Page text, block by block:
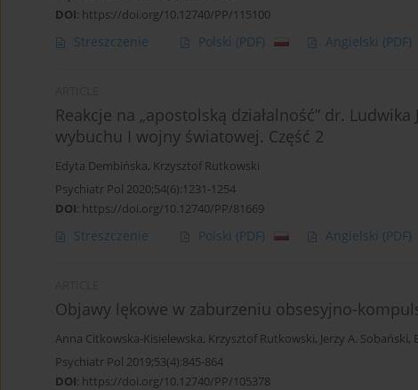
DOI: https://doi.org/10.12740/PP/115100
Streszczenie Polski (PDF) Angielski (PDF)
Reakcje na „apostolską działalność” dr.
wybuchu I wojny światowej. Część 2
Edyta Dembińska, Krzysztof Rutkowski
Psychiatr Pol 2020;54(6):1231-1254
DOI: https://doi.org/10.12740/PP/81669
Streszczenie Polski (PDF) Angielski (PDF)
Objawy lękowe w zaburzeniu obsesyjno-
Anna Citkowska-Kisielewska, Krzysztof Rutkowski, Jerzy A. Sobański,
Psychiatr Pol 2019;53(4):845-864
DOI: https://doi.org/10.12740/PP/105378